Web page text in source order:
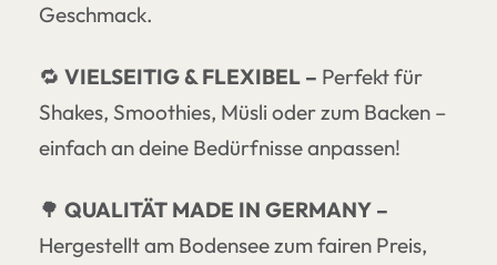
Geschmack.
🔁 VIELSEITIG & FLEXIBEL – Perfekt für
Shakes, Smoothies, Müsli oder zum Backen –
einfach an deine Bedürfnisse anpassen!
🌳 QUALITÄT MADE IN GERMANY –
Hergestellt am Bodensee zum fairen Preis,